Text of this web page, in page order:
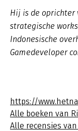
Hij is de oprichter
strategische
Indonesische
Gamedeveloper
https://
Alle boeken van
Alle recensies